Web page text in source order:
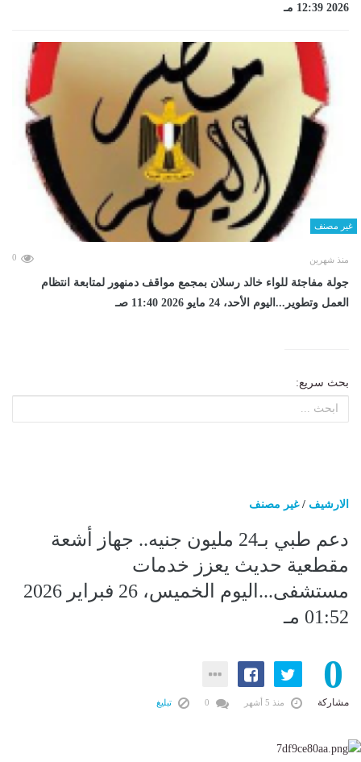
2026 12:39 مـ
غير مصنف
منذ شهرين 0
جولة مفاجئة للواء خالد رسلان بمجمع مواقف دمنهور لمتابعة انتظام
العمل وتطوير...اليوم الأحد، 24 مايو 2026 11:40 صـ
بحث سريع:
الارشيف /غير مصنف
دعم طبي بـ24 مليون جنيه.. جهاز أشعة
مقطعية حديث يعزز خدمات
مستشفى...اليوم الخميس، 26 فبراير 2026
01:52 مـ
0
مشاركة منذ 5 أشهر تبليغ